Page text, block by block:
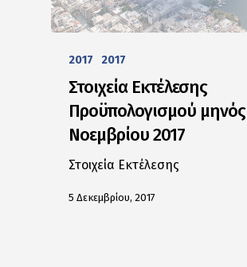
2017 2017
Στοιχεία Εκτέλεσης
Προϋπολογισμού μηνός
Νοεμβρίου 2017
Στοιχεία Εκτέλεσης
5 Δεκεμβρίου, 2017